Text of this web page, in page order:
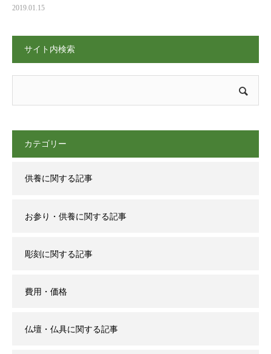
2019.01.15
サイト内検索
カテゴリー
供養に関する記事
お参り・供養に関する記事
彫刻に関する記事
費用・価格
仏壇・仏具に関する記事